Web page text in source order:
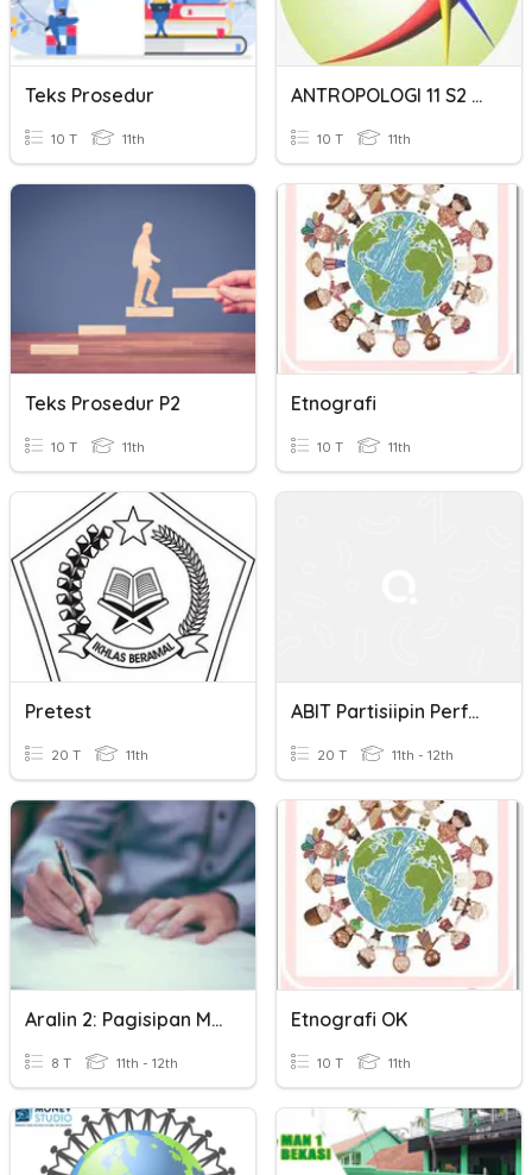
Teks Prosedur
10 T 11th
ANTROPOLOGI 11 S2 HAL 054 PA2
10 T 11th
Teks Prosedur P2
10 T 11th
Etnografi
10 T 11th
Pretest
20 T 11th
ABIT Partisiipin Perfekti
20 T 11th - 12th
Aralin 2: Pagisipan Mo Ng 'di Magkamali!
8 T 11th - 12th
Etnografi OK
10 T 11th